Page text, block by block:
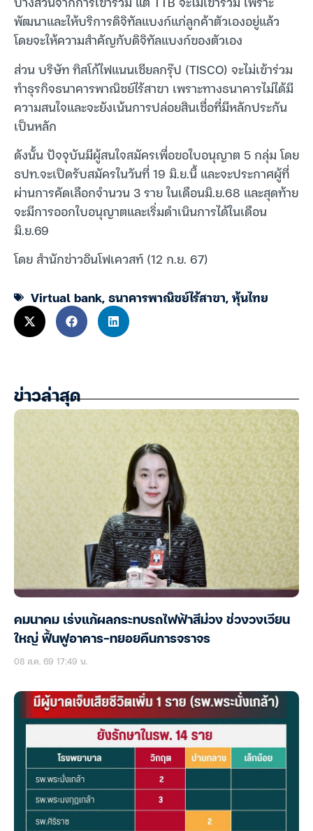
พัฒนาและให้บริการดิจิทัลแบงก์แก่ลูกค้าตัวเองอยู่แล้ว
โดยจะให้ความสำคัญกับดิจิทัลแบงก์ของตัวเอง
ส่วน บริษัท ทิสโก้ไฟแนนเชียลกรุ๊ป (TISCO) จะไม่เข้าร่วม
ทำธุรกิจธนาคารพาณิชย์ไร้สาขา เพราะทางธนาคารไม่ได้มี
ความสนใจและจะยังเน้นการปล่อยสินเชื่อที่มีหลักประกัน
เป็นหลัก
ดังนั้น ปัจจุบันมีผู้สนใจสมัครเพื่อขอใบอนุญาต 5 กลุ่ม โดย
ธปท.จะเปิดรับสมัครในวันที่ 19 มิ.ย.นี้ และจะประกาศผู้ที่
ผ่านการคัดเลือกจำนวน 3 ราย ในเดือนมิ.ย.68 และสุดท้าย
จะมีการออกใบอนุญาตและเริ่มดำเนินการได้ในเดือน
มิ.ย.69
โดย สำนักข่าวอินโฟเควสท์ (12 ก.ย. 67)
Virtual bank,ธนาคารพาณิชย์ไร้สาขา,หุ้นไทย
ข่าวล่าสุด
คมนาคม เร่งแก้ผลกระทบรถไฟฟ้าสีม่วง ช่วงวงเวียน
ใหญ่ ฟื้นฟูอาคาร-ทยอยคืนการจราจร
08 ส.ค. 69 17:49 น.